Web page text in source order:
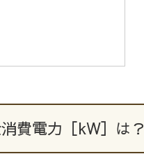
費電力［kW］は？